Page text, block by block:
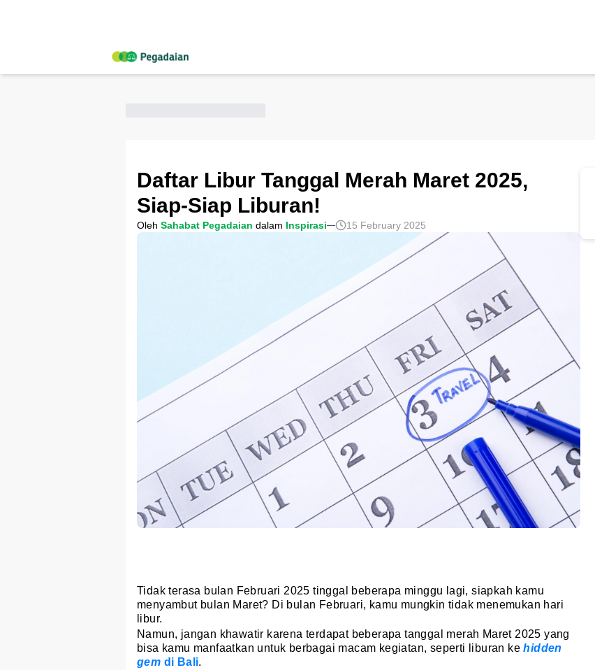
Daftar Libur Tanggal Merah Maret 2025,
Siap-Siap Liburan!
Oleh Sahabat Pegadaian dalam Inspirasi 15 February 2025
Tidak terasa bulan Februari 2025 tinggal beberapa minggu lagi, siapkah kamu
menyambut bulan Maret? Di bulan Februari, kamu mungkin tidak menemukan hari
libur.
Namun, jangan khawatir karena terdapat beberapa tanggal merah Maret 2025 yang
bisa kamu manfaatkan untuk berbagai macam kegiatan, seperti liburan kehidden
gem di Bali.